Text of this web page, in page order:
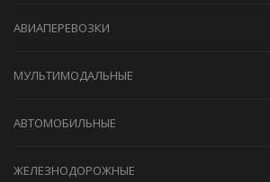
АВИАПЕРЕВОЗКИ
МУЛЬТИМОДАЛЬНЫЕ
АВТОМОБИЛЬНЫЕ
ЖЕЛЕЗНОДОРОЖНЫЕ